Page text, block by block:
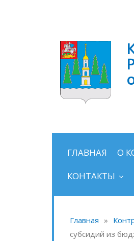
ГЛАВНАЯ О
КОНТАКТЫ
Главная »
субсидий из